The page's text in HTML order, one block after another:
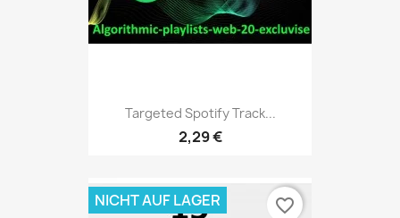
Targeted Spotify Track...
2,29 €
NICHT AUF LAGER favorite_border